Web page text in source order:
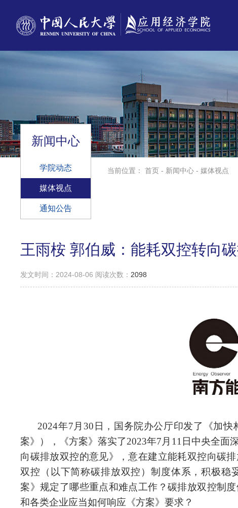
新闻中心
学院动态
媒体视点
通知公告
当前位置：首页 - 新闻中心 -媒体视点
王雨桉 郭伯威：能耗双控转向
发文时间：2024-08-06 阅读次数： 2098
2024年7月30日，国务院办公厅印发了《加
案》），《方案》落实了2023年7月11日中央全面
向碳排放双控的意见》，意在建立能耗双控向碳排
双控（以下简称碳排放双控）制度体系，积极稳
案》规定了哪些重点和难点工作？碳排放双控制
和各类企业应当如何响应《方案》要求？